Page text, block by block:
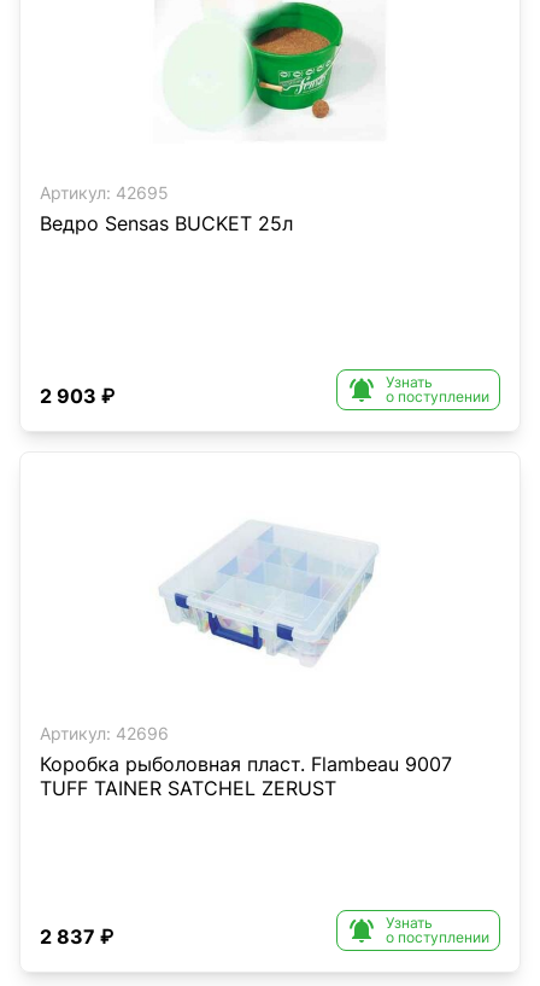
Артикул: 42695
Ведро Sensas BUCKET 25л
2 903 ₽ 
Узнать
о поступлении
Артикул: 42696
Коробка рыболовная пласт. Flambeau 9007
TUFF TAINER SATCHEL ZERUST
2 837 ₽ 
Узнать
о поступлении